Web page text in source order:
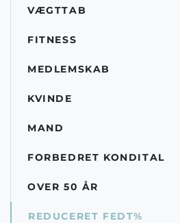
VÆGTTAB
FITNESS
MEDLEMSKAB
KVINDE
MAND
FORBEDRET KONDITAL
OVER 50 ÅR
REDUCERET FEDT%